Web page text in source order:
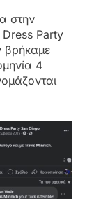
στην
Dress Party
βρήκαμε
4